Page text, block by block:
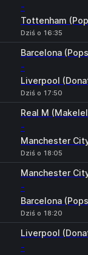
-
Tottenham
Dziś o 16:35
Barcelona
-
Liverpool
Dziś o 17:50
Real M
-
Manchester
Dziś o 18:05
Manchester
-
Barcelona
Dziś o 18:20
Liverpool
-